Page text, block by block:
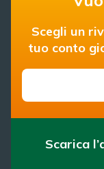
Scegli un
tuo conto
Scarica